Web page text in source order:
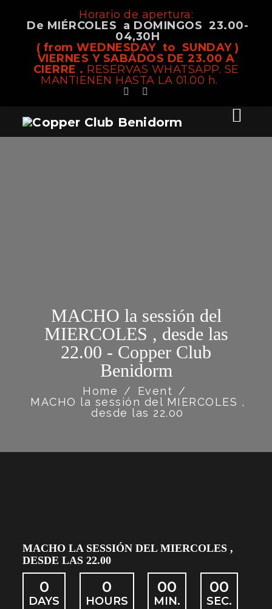
Horario de apertura:
De MIÉRCOLES a DOMINGOS 23.00-
04,30H
( from WEDNESDAY to SUNDAY )
VIERNES Y SABÁDOS DE 23.00 A
CIERRE . RESERVAS WHATSAPP. SE
MANTIENEN HASTA LA 01.00 h.
MACHO la sessión del
MIERCOLES , desde las
22.00 - Copper Club
Benidorm
Home / Event /
MACHO la sessión del MIERCOLES ,
desde las 22.00
MACHO LA SESSIÓN DEL MIERCOLES ,
DESDE LAS 22.00
0
DAYS
0
HOURS
00
MIN.
00
SEC.